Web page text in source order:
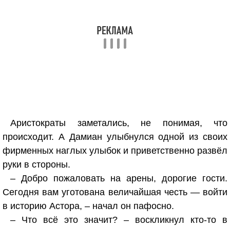
Аристократы заметались, не понимая, что
происходит. А Дамиан улыбнулся одной из своих
фирменных наглых улыбок и приветственно развёл
руки в стороны.
– Добро пожаловать на арены, дорогие гости.
Сегодня вам уготована величайшая честь — войти
в историю Астора, – начал он пафосно.
– Что всё это значит? – воскликнул кто-то в